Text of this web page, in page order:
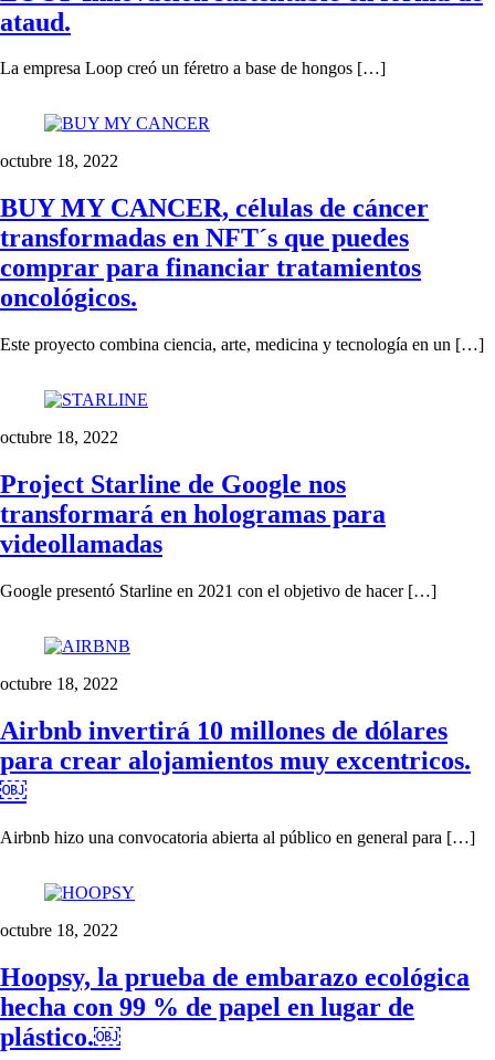
ataud.
La empresa Loop creó un féretro a base de hongos […]
octubre 18, 2022
BUY MY CANCER, células de cáncer
transformadas en NFT´s que puedes
comprar para financiar tratamientos
oncológicos.
Este proyecto combina ciencia, arte, medicina y tecnología en un […]
octubre 18, 2022
Project Starline de Google nos
transformará en hologramas para
videollamadas
Google presentó Starline en 2021 con el objetivo de hacer […]
octubre 18, 2022
Airbnb invertirá 10 millones de dólares
para crear alojamientos muy excentricos.
￼
Airbnb hizo una convocatoria abierta al público en general para […]
octubre 18, 2022
Hoopsy, la prueba de embarazo ecológica
hecha con 99 % de papel en lugar de
plástico.￼